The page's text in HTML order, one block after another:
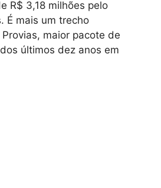
R$ 3,18 milhões pelo
É mais um trecho
maior pacote de
últimos dez anos em